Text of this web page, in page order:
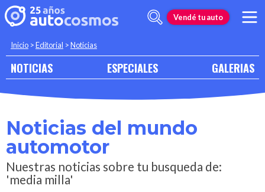
Vendé tu auto
Inicio >Editorial >Noticias
NOTICIAS ESPECIALES GALERIAS
Noticias del mundo
automotor
Nuestras noticias sobre tu busqueda de:
'media milla'